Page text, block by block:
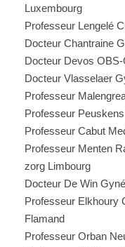
Luxembourg
Professeur Lengelé
Docteur Chantraine
Docteur Devos
Docteur Vlasselaer
Professeur
Professeur
Professeur Cabut
Professeur Menten
zorg Limbourg
Docteur De Win
Professeur Elkhoury
Flamand
Professeur Orban